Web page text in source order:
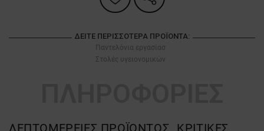
ΔΕΊΤΕ ΠΕΡΙΣΣΌΤΕΡΑ ΠΡΟΪΌΝΤΑ:
Παντελόνια εργασίασ
Στολές υγειονομικών